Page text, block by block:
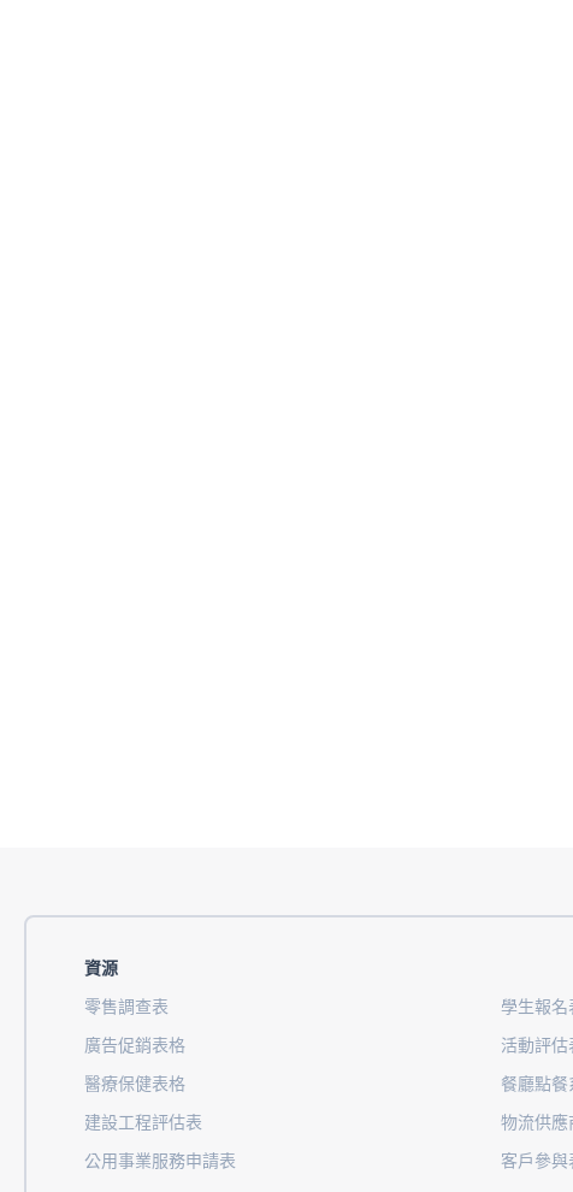
資源
零售調查表
學生報名
廣告促銷表格
活動評估
醫療保健表格
餐廳點
建設工程評估表
物流供應
公用事業服務申請表
客戶參與